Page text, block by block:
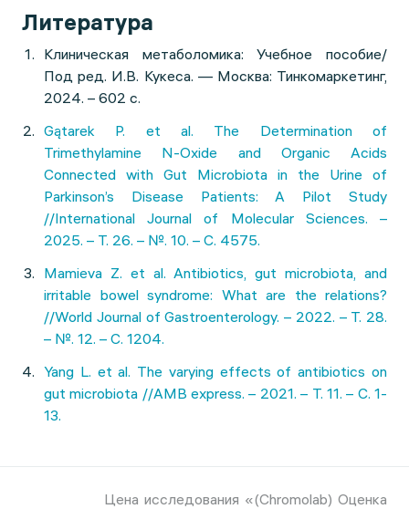
Литература
Клиническая метаболомика: Учебное пособие/
Под ред. И.В. Кукеса. — Москва: Тинкомаркетинг,
2024. – 602 с.
Gątarek P. et al. The Determination of
Trimethylamine N-Oxide and Organic Acids
Connected with Gut Microbiota in the Urine of
Parkinson’s Disease Patients: A Pilot Study
//International Journal of Molecular Sciences. –
2025. – Т. 26. – №. 10. – С. 4575.
Mamieva Z. et al. Antibiotics, gut microbiota, and
irritable bowel syndrome: What are the relations?
//World Journal of Gastroenterology. – 2022. – Т. 28.
– №. 12. – С. 1204.
Yang L. et al. The varying effects of antibiotics on
gut microbiota //AMB express. – 2021. – Т. 11. – С. 1-
13.
Цена исследования «(Сhromolab) Оценка